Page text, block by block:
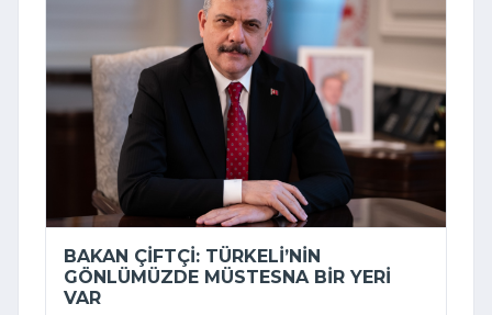
BAKAN ÇIFTÇI: TÜRKELI’NIN
GÖNLÜMÜZDE MÜSTESNA BIR YERI
VAR